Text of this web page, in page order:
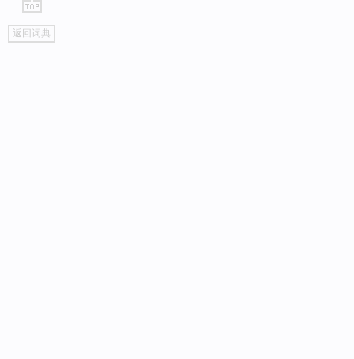
go
top
返回词典